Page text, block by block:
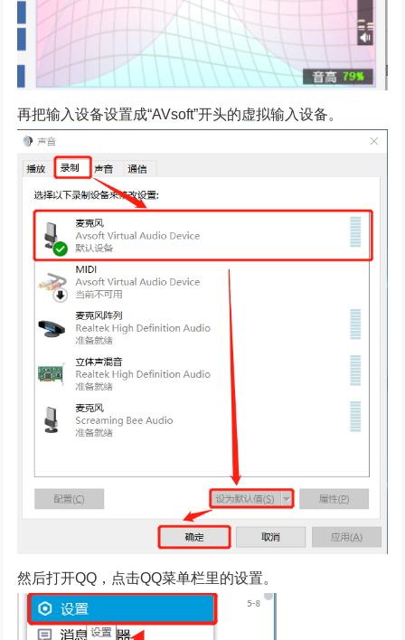
再把输入设备设置成“AVsoft”开头的虚拟输入设备。
然后打开QQ，点击QQ菜单栏里的设置。